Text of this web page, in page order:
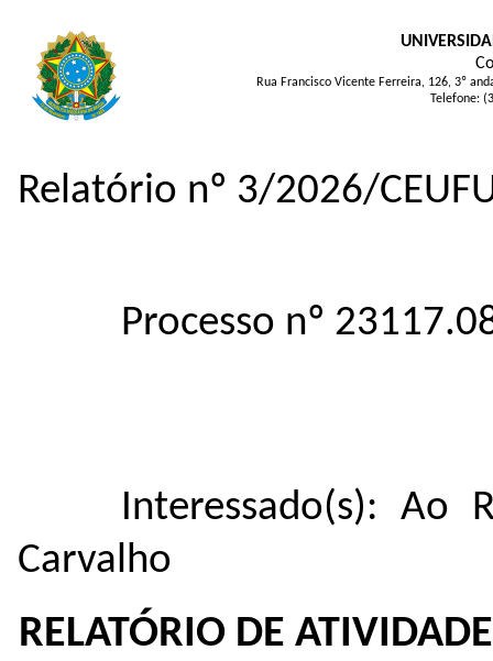
Rua Francisco Vicente Ferreira, 126, 3º
Telefone:
Relatório nº 3/2026/
Processo nº
Interessado(s): Ao
Carvalho
RELATÓRIO DE